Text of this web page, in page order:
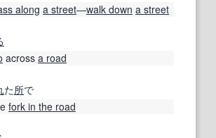
along a street―walk down a street
across a road
た所で
fork in the road